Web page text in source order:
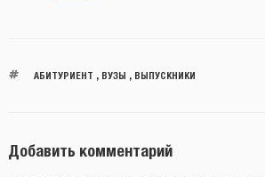
АБИТУРИЕНТ , ВУЗЫ , ВЫПУСКНИКИ
Добавить комментарий